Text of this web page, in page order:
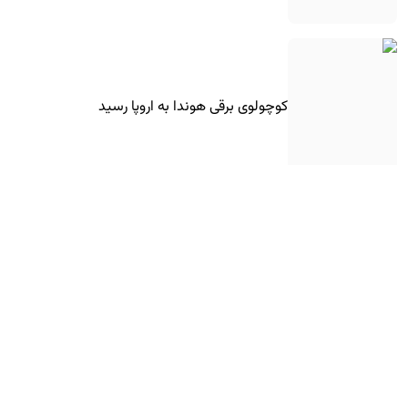
کوچولوی برقی هوندا به اروپا رسید